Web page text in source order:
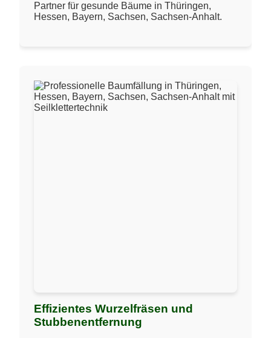
Partner für gesunde Bäume in Thüringen,
Hessen, Bayern, Sachsen, Sachsen-Anhalt.
Effizientes Wurzelfräsen und
Stubbenentfernung